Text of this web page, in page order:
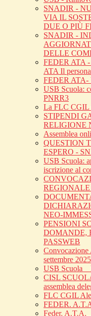
SNADIR -
VIA IL
DUE O PIÙ
SNADIR -
DELLE
FEDER ATA -
ATA Il
FEDER ATA-
USB Scuola:
PNRR3
La FLC CGIL
STIPENDI
RELIGIONE
Assemblea
QUESTION
ESPERO -
USB Scuola:
iscrizione al
NEO-
PENSIONI
DOMANDE,
PASSWEB
settembre 2025
USB Scuola _
CISL
assemblea
FLC CGIL
FEDER.
Feder. A.T.A.